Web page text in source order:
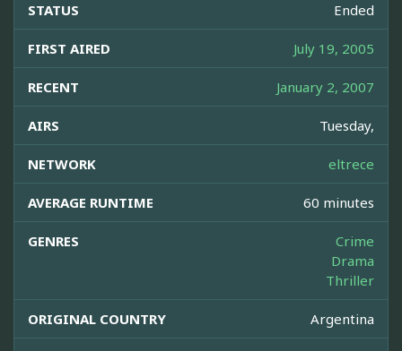
STATUS Ended
FIRST AIRED July 19, 2005
RECENT January 2, 2007
AIRS Tuesday,
NETWORK eltrece
AVERAGE RUNTIME 60 minutes
GENRES
Crime
Drama
Thriller
ORIGINAL COUNTRY Argentina